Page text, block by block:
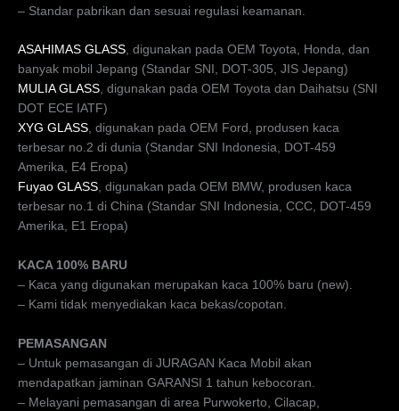
– Standar pabrikan dan sesuai regulasi keamanan.
ASAHIMAS GLASS, digunakan pada OEM Toyota, Honda, dan
banyak mobil Jepang (Standar SNI, DOT-305, JIS Jepang)
MULIA GLASS, digunakan pada OEM Toyota dan Daihatsu (SNI
DOT ECE IATF)
XYG GLASS, digunakan pada OEM Ford, produsen kaca
terbesar no.2 di dunia (Standar SNI Indonesia, DOT-459
Amerika, E4 Eropa)
Fuyao GLASS, digunakan pada OEM BMW, produsen kaca
terbesar no.1 di China (Standar SNI Indonesia, CCC, DOT-459
Amerika, E1 Eropa)
KACA 100% BARU
– Kaca yang digunakan merupakan kaca 100% baru (new).
– Kami tidak menyediakan kaca bekas/copotan.
PEMASANGAN
– Untuk pemasangan di JURAGAN Kaca Mobil akan
mendapatkan jaminan GARANSI 1 tahun kebocoran.
– Melayani pemasangan di area Purwokerto, Cilacap,